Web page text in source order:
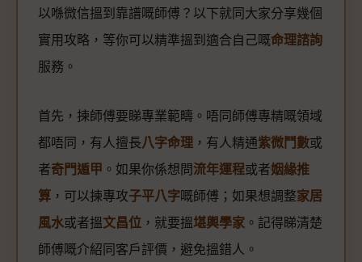
以喺微信搵到靠譜嘅師傅？以下就同大家分享幾個
實用攻略，等你可以精準搵到適合自己嘅命理諮詢
服務。
首先，揀師傅要睇專業範疇。唔同師傅專精嘅領域
都唔同，有人擅長八字命理 ，有人精通紫微鬥數或
者奇門遁甲 。如果你係想問流年運程或者姻緣推
算 ，可以揀專攻子平八字嘅師傅；如果想調整家居
風水或者搵文昌位 ，就要搵堪輿學家 。記得睇清楚
師傅嘅介紹同客戶評價，避免搵錯人。